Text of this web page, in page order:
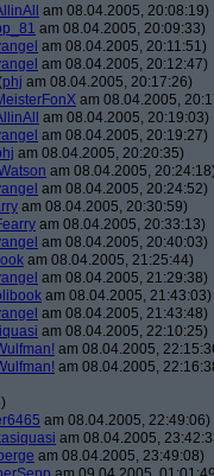
am 08.04.2005, 20:08:19)
am 08.04.2005, 20:09:33)
am 08.04.2005, 20:11:51)
am 08.04.2005, 20:12:47)
phj am 08.04.2005, 20:17:26)
am 08.04.2005,
am 08.04.2005, 20:19:03)
am 08.04.2005, 20:19:27)
am 08.04.2005, 20:20:35)
am 08.04.2005,
am 08.04.2005, 20:24:52)
am 08.04.2005, 20:30:59)
am 08.04.2005, 20:33:13)
am 08.04.2005, 20:40:03)
am 08.04.2005, 21:25:44)
am 08.04.2005, 21:29:38)
am 08.04.2005, 21:43:03)
am 08.04.2005, 21:43:48)
am 08.04.2005, 22:10:25)
am 08.04.2005,
am 08.04.2005,
am 08.04.2005, 22:49:06)
am 08.04.2005,
am 08.04.2005, 23:49:08)